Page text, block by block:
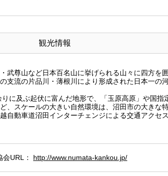
観光情報
武尊山など日本百名山に挙げられる山々に四方を
支流の片品川・薄根川により形成された日本一の
に及ぶ起伏に富んだ地形で、「玉原高原」や国指
、スケールの大きい自然環境は、沼田市の大きな
自動車道沼田インターチェンジによる交通アクセ
会URL： http://www.numata-kankou.jp/